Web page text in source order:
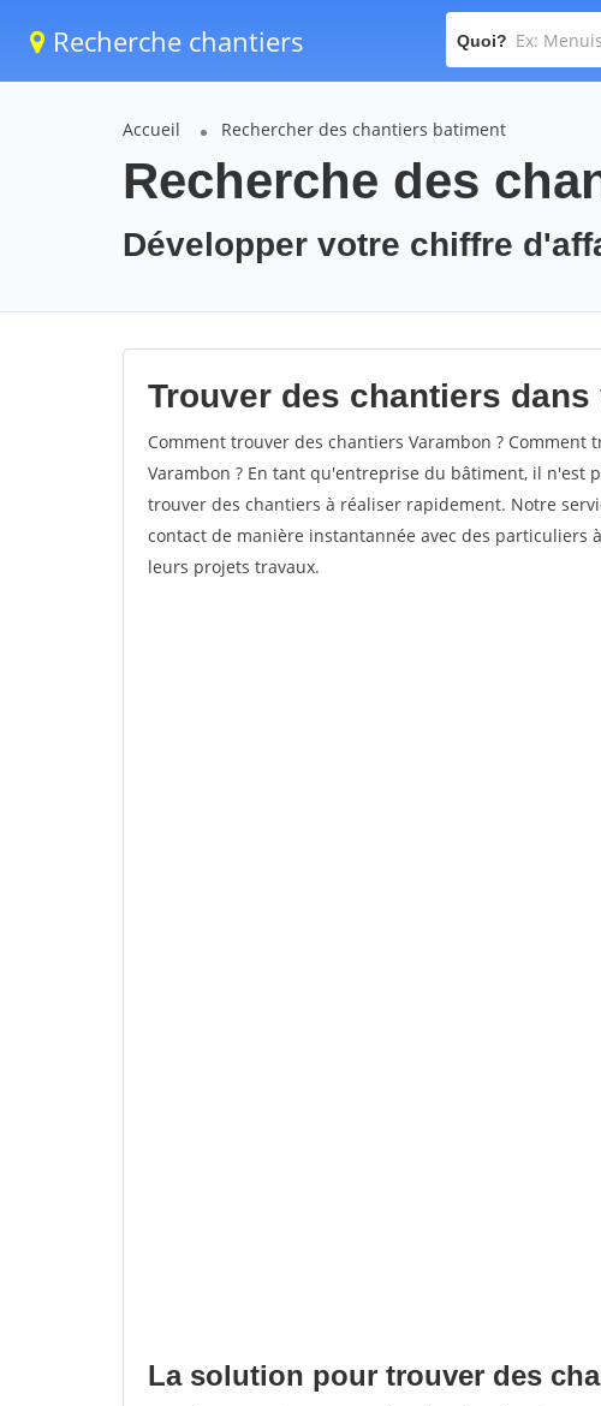
Recherche chantiers Quoi?
Accueil Rechercher des chantiers batiment
Recherche des
Développer votre chiffre
Trouver des chantiers
Comment trouver des chantiers Varambon ?
Varambon ? En tant qu'entreprise du bâtiment, il n'est
trouver des chantiers à réaliser rapidement. Notre
contact de manière instantannée avec des particuliers
leurs projets travaux.
La solution pour trouver des